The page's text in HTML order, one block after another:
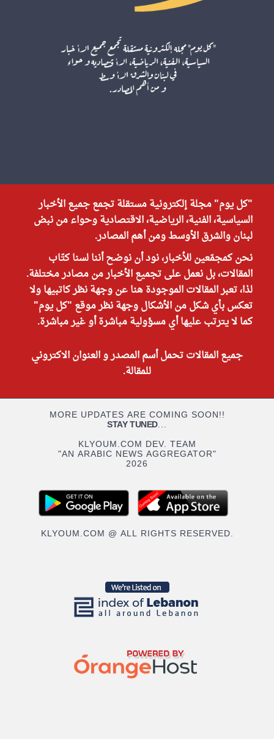
"كل يوم" مجلة إلكترونية مستقلة تجمع جميع الأخبار
السياسية، الفنية، الرياضية، الاقتصادية وحواء من نبض
لبنان والشرق الأوسط ومن أهم المصادر.
نحن كمجمّعين للأخبار، نود أن نوضح أننا لسنا كتّاب
المقالات، بل نعمل على تجميع الأخبار من مصادر مختلفة.
لذا، تعبر المقالات الموجودة هنا عن وجهة نظر كاتبيها ولا
تعكس بأي شكل من الأشكال وجهة نظر موقع "كل يوم"
كما لا يترتب عليها أي مسؤولية مباشرة أو غير مباشرة.
جميع المقالات تحمل أسم المصدر و العنوان الاكتروني
للمقالة.
MORE UPDATES ARE COMING SOON!!
STAY TUNED...
KLYOUM.COM DEV. TEAM
"AN ARABIC NEWS AGGREGATOR"
2026
KLYOUM.COM @ ALL RIGHTS RESERVED.